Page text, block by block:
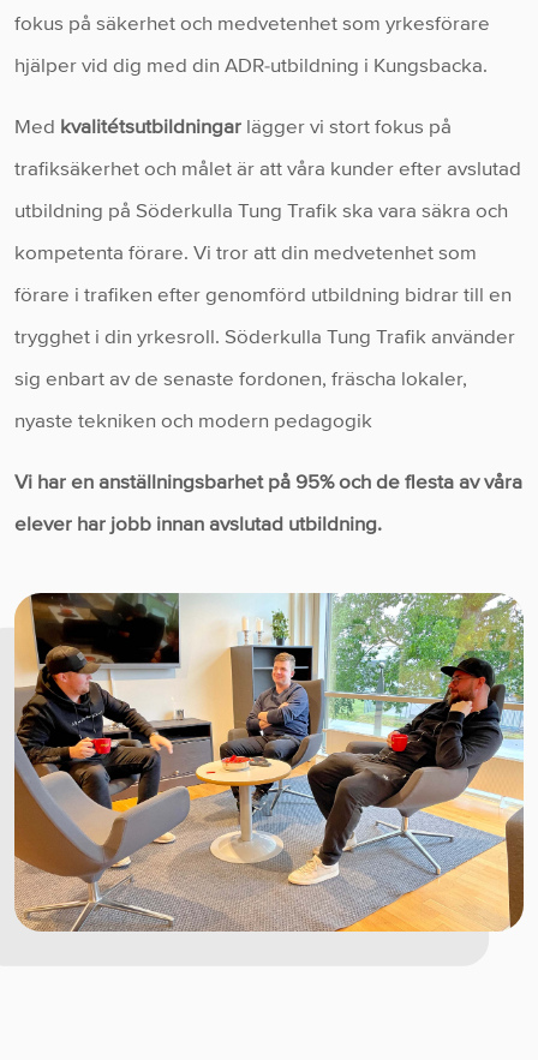
fokus på säkerhet och medvetenhet som yrkesförare
hjälper vid dig med din ADR-utbildning i Kungsbacka.
Med kvalitétsutbildningar lägger vi stort fokus på
trafiksäkerhet och målet är att våra kunder efter avslutad
utbildning på Söderkulla Tung Trafik ska vara säkra och
kompetenta förare. Vi tror att din medvetenhet som
förare i trafiken efter genomförd utbildning bidrar till en
trygghet i din yrkesroll. Söderkulla Tung Trafik använder
sig enbart av de senaste fordonen, fräscha lokaler,
nyaste tekniken och modern pedagogik
Vi har en anställningsbarhet på 95% och de flesta av våra
elever har jobb innan avslutad utbildning.